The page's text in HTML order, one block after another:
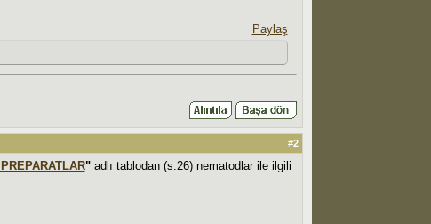
Paylaş
#2
"adlı tablodan (s.26) nematodlar ile ilgili